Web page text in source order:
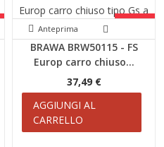
SCONTI!
Anteprima
BRAWA BRW50115 - FS
Europ carro chiuso...
37,49 €
AGGIUNGI AL
CARRELLO